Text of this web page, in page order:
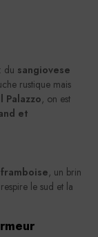
du sangiovese
rustique mais
Palazzo, on est
et
framboise, un brin
le sud et la